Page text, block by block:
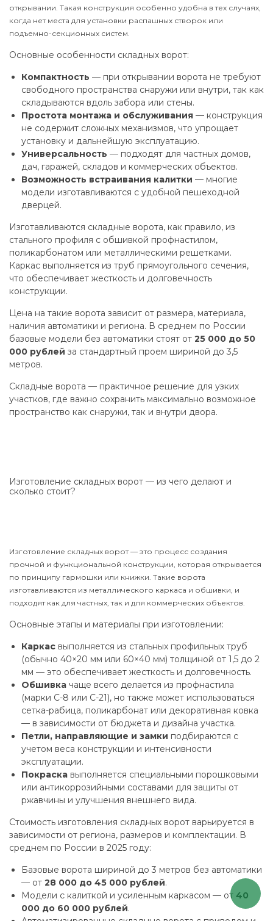
открывании. Такая конструкция особенно удобна в тех случаях,
когда нет места для установки распашных створок или
подъемно-секционных систем.
Основные особенности складных ворот:
Компактность — при открывании ворота не требуют
свободного пространства снаружи или внутри, так как
складываются вдоль забора или стены.
Простота монтажа и обслуживания — конструкция
не содержит сложных механизмов, что упрощает
установку и дальнейшую эксплуатацию.
Универсальность — подходят для частных домов,
дач, гаражей, складов и коммерческих объектов.
Возможность встраивания калитки — многие
модели изготавливаются с удобной пешеходной
дверцей.
Изготавливаются складные ворота, как правило, из
стального профиля с обшивкой профнастилом,
поликарбонатом или металлическими решетками.
Каркас выполняется из труб прямоугольного сечения,
что обеспечивает жесткость и долговечность
конструкции.
Цена на такие ворота зависит от размера, материала,
наличия автоматики и региона. В среднем по России
базовые модели без автоматики стоят от 25 000 до 50
000 рублей за стандартный проем шириной до 3,5
метров.
Складные ворота — практичное решение для узких
участков, где важно сохранить максимально возможное
пространство как снаружи, так и внутри двора.
Изготовление складных ворот — из чего делают и
сколько стоит?
Изготовление складных ворот — это процесс создания
прочной и функциональной конструкции, которая открывается
по принципу гармошки или книжки. Такие ворота
изготавливаются из металлического каркаса и обшивки, и
подходят как для частных, так и для коммерческих объектов.
Основные этапы и материалы при изготовлении:
Каркас выполняется из стальных профильных труб
(обычно 40×20 мм или 60×40 мм) толщиной от 1,5 до 2
мм — это обеспечивает жесткость и долговечность.
Обшивка чаще всего делается из профнастила
(марки С-8 или С-21), но также может использоваться
сетка-рабица, поликарбонат или декоративная ковка
— в зависимости от бюджета и дизайна участка.
Петли, направляющие и замки подбираются с
учетом веса конструкции и интенсивности
эксплуатации.
Покраска выполняется специальными порошковыми
или антикоррозийными составами для защиты от
ржавчины и улучшения внешнего вида.
Стоимость изготовления складных ворот варьируется в
зависимости от региона, размеров и комплектации. В
среднем по России в 2025 году:
Базовые ворота шириной до 3 метров без автоматики
— от 28 000 до 45 000 рублей.
Модели с калиткой и усиленным каркасом — от 40
000 до 60 000 рублей.